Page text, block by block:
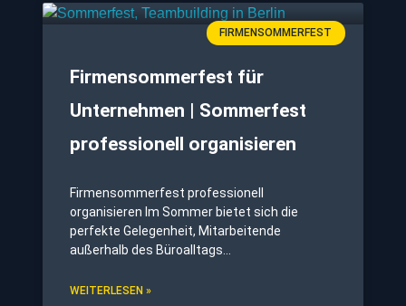
FIRMENSOMMERFEST
Firmensommerfest für
Unternehmen | Sommerfest
professionell organisieren
Firmensommerfest professionell
organisieren Im Sommer bietet sich die
perfekte Gelegenheit, Mitarbeitende
außerhalb des Büroalltags
geplantes Firmensommerfest stärkt den
WEITERLESEN »